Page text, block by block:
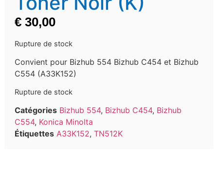
€ 30,00
Rupture de stock
Convient pour Bizhub 554 Bizhub C454 et Bizhub
C554 (A33K152)
Rupture de stock
Catégories Bizhub 554, Bizhub C454, Bizhub
C554, Konica Minolta
Étiquettes A33K152, TN512K